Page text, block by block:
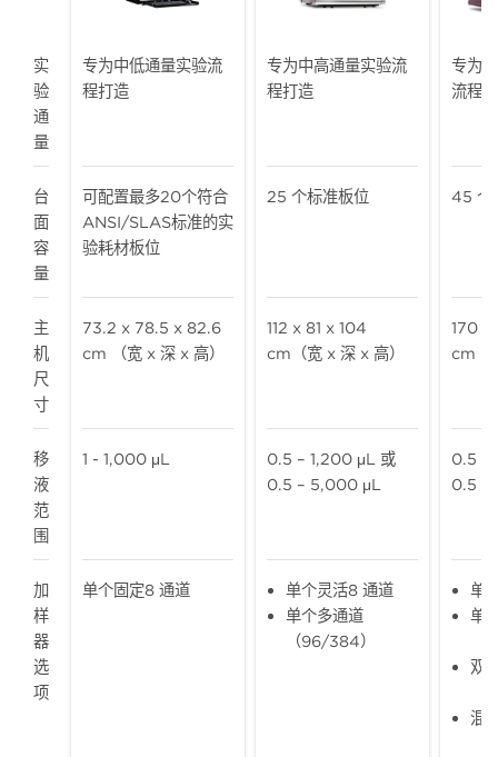
实
验
通
量
台
面
容
量
主
机
尺
寸
移
液
范
围
加
样
器
选
项
专为中低通量实验流
程打造
可配置最多20个符合
ANSI/SLAS标准的实
验耗材板位
73.2 x 78.5 x 82.6
cm （宽 x 深 x 高）
1 - 1,000 μL
单个固定8 通道
专为中高通量实验流
程打造
25 个标准板位
112 x 81 x 104
cm（宽 x 深 x 高）
0.5 – 1,200 μL 或
0.5 – 5,000 μL
单个灵活8 通道
单个多通道
（96/384）
专为
流程
45 个
170 x
cm（
0.5 –
0.5 –
单
单
双
混